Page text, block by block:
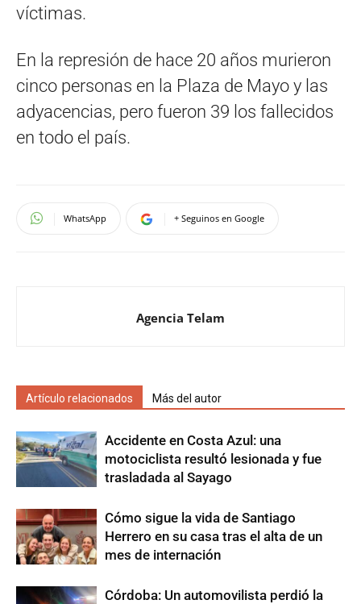
víctimas.
En la represión de hace 20 años murieron
cinco personas en la Plaza de Mayo y las
adyacencias, pero fueron 39 los fallecidos
en todo el país.
WhatsApp + Seguinos en Google
Agencia Telam
Artículo relacionados Más del autor
Accidente en Costa Azul: una
motociclista resultó lesionada y fue
trasladada al Sayago
Cómo sigue la vida de Santiago
Herrero en su casa tras el alta de un
mes de internación
Córdoba: Un automovilista perdió la